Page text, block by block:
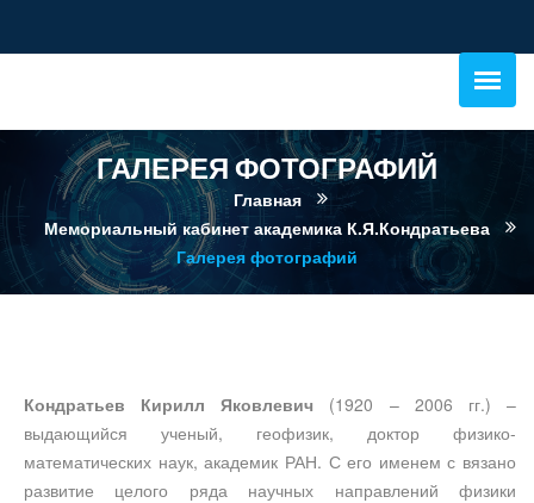
ГАЛЕРЕЯ ФОТОГРАФИЙ
Главная
Мемориальный кабинет академика К.Я.Кондратьева
Галерея фотографий
Кондратьев Кирилл Яковлевич (1920 – 2006 гг.) –
выдающийся ученый, геофизик, доктор физико-
математических наук, академик РАН. С его именем с вязано
развитие целого ряда научных направлений физики